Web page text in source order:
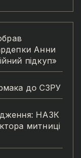
Анни
підкуп»
до СЗРУ
НАЗК
митниці